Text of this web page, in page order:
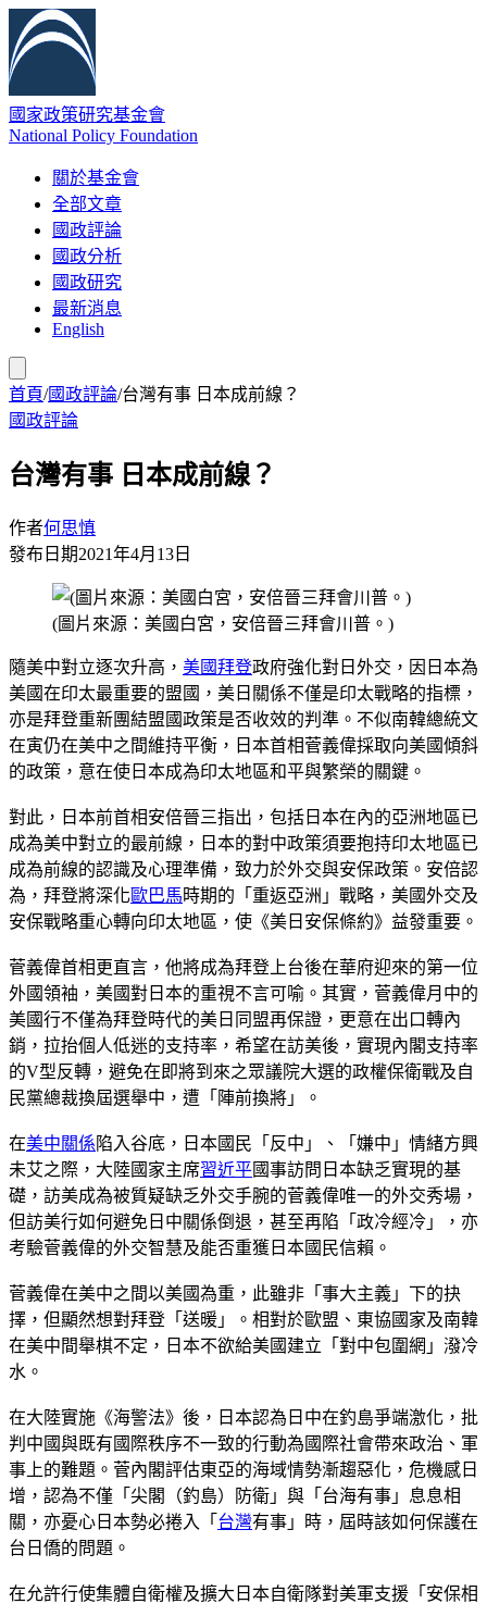
國家政策研究基金會
National Policy Foundation
關於基金會
全部文章
國政評論
國政分析
國政研究
最新消息
English
首頁/國政評論/台灣有事 日本成前線？
國政評論
台灣有事 日本成前線？
作者何思慎
發布日期2021年4月13日
(圖片來源：美國白宮，安倍晉三拜會川普。)
隨美中對立逐次升高， 美國拜登政府強化對日外交，因日本為
美國在印太最重要的盟國，美日關係不僅是印太戰略的指標，
亦是拜登重新團結盟國政策是否收效的判準。不似南韓總統文
在寅仍在美中之間維持平衡，日本首相菅義偉採取向美國傾斜
的政策，意在使日本成為印太地區和平與繁榮的關鍵。
對此，日本前首相安倍晉三指出，包括日本在內的亞洲地區已
成為美中對立的最前線，日本的對中政策須要抱持印太地區已
成為前線的認識及心理準備，致力於外交與安保政策。安倍認
為，拜登將深化歐巴馬時期的「重返亞洲」戰略，美國外交及
安保戰略重心轉向印太地區，使《美日安保條約》益發重要。
菅義偉首相更直言，他將成為拜登上台後在華府迎來的第一位
外國領袖，美國對日本的重視不言可喻。其實，菅義偉月中的
美國行不僅為拜登時代的美日同盟再保證，更意在出口轉內
銷，拉抬個人低迷的支持率，希望在訪美後，實現內閣支持率
的V型反轉，避免在即將到來之眾議院大選的政權保衛戰及自
民黨總裁換屆選舉中，遭「陣前換將」。
在美中關係 陷入谷底，日本國民「反中」、「嫌中」情緒方興
未艾之際，大陸國家主席習近平國事訪問日本缺乏實現的基
礎，訪美成為被質疑缺乏外交手腕的菅義偉唯一的外交秀場，
但訪美行如何避免日中關係倒退，甚至再陷「政冷經冷」，亦
考驗菅義偉的外交智慧及能否重獲日本國民信賴。
菅義偉在美中之間以美國為重，此雖非「事大主義」下的抉
擇，但顯然想對拜登「送暖」。相對於歐盟、東協國家及南韓
在美中間舉棋不定，日本不欲給美國建立「對中包圍網」潑冷
水。
在大陸實施《海警法》後，日本認為日中在釣島爭端激化，批
判中國與既有國際秩序不一致的行動為國際社會帶來政治、軍
事上的難題。菅內閣評估東亞的海域情勢漸趨惡化，危機感日
增，認為不僅「尖閣（釣島）防衛」與「台海有事」息息相
關，亦憂心日本勢必捲入「 台灣有事」時，屆時該如何保護在
台日僑的問題。
在允許行使集體自衛權及擴大日本自衛隊對美軍支援「安保相